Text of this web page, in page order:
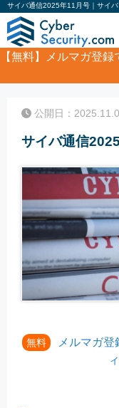
サイバ通信2025年11月号｜サイ
【無料】
メルマガ登
ホワイト
公開日：
サイバ通信
無料
メルマガ